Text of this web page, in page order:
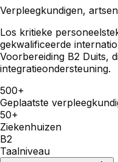
Verpleegkundigen,
Los kritieke
gekwalificeerde
Voorbereiding B2 Duits,
integratieondersteuning.
500+
Geplaatste
50+
Ziekenhuizen
B2
Taalniveau